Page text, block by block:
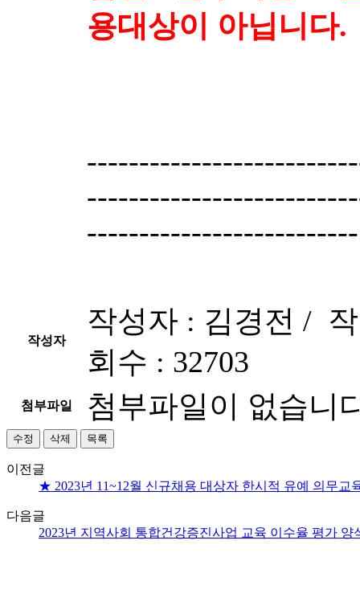
용대상이 아닙니다.
--------------------------
작성자
작성자 : 김경전 /
회수 : 32703
첨부파일 첨부파일이 없습니
수정 삭제 목록
이전글
★ 2023년 11~12월 신규채용 대상자 한시적 유예 의무교
다음글
2023년 지역사회 통합건강증진사업 교육 이수율 평가 양